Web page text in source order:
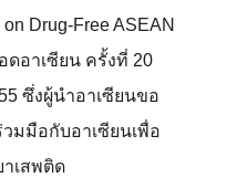
Drug-Free ASEAN
ดอาเซียน ครั้งที่ 20
ซึ่งผู้นำอาเซียนขอ
มมือกับอาเซียนเพื่อ
เสพติด